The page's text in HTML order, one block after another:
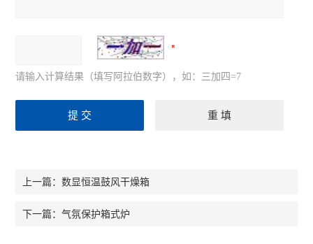
请输入计算结果（填写阿拉伯数字），如：三加四=7
上一篇：数显恒温鼓风干燥箱
下一篇：气氛保护箱式炉